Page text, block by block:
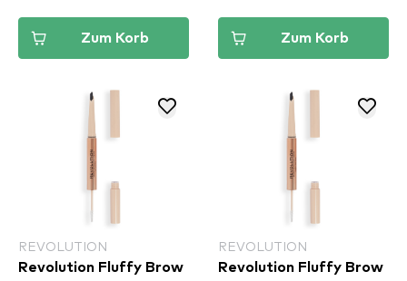
Zum Korb Zum Korb
REVOLUTION
Revolution Fluffy Brow
REVOLUTION
Revolution Fluffy Brow